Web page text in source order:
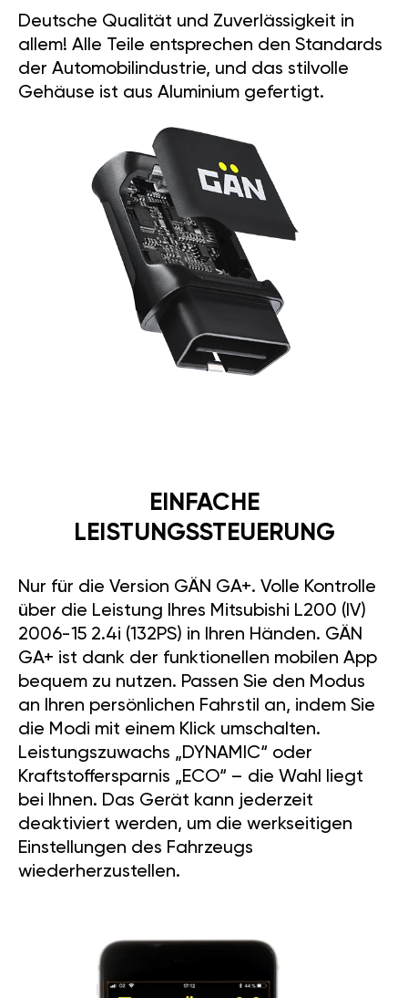
Deutsche Qualität und Zuverlässigkeit in
allem! Alle Teile entsprechen den Standards
der Automobilindustrie, und das stilvolle
Gehäuse ist aus Aluminium gefertigt.
EINFACHE
LEISTUNGSSTEUERUNG
Nur für die Version GÄN GA+. Volle Kontrolle
über die Leistung Ihres Mitsubishi L200 (IV)
2006-15 2.4i (132PS) in Ihren Händen. GÄN
GA+ ist dank der funktionellen mobilen App
bequem zu nutzen. Passen Sie den Modus
an Ihren persönlichen Fahrstil an, indem Sie
die Modi mit einem Klick umschalten.
Leistungszuwachs „DYNAMIC“ oder
Kraftstoffersparnis „ECO“ – die Wahl liegt
bei Ihnen. Das Gerät kann jederzeit
deaktiviert werden, um die werkseitigen
Einstellungen des Fahrzeugs
wiederherzustellen.